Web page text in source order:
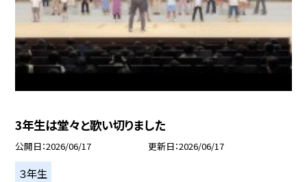
3年生は堂々と歌い切りました
公開日 2026/06/17 更新日 2026/06/17
３年生